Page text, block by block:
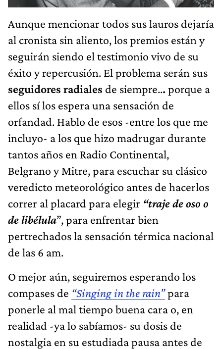
Aunque mencionar todos sus lauros dejaría
al cronista sin aliento, los premios están y
seguirán siendo el testimonio vivo de su
éxito y repercusión. El problema serán sus
seguidores radiales de siempre... porque a
ellos sí los espera una sensación de
orfandad. Hablo de esos -entre los que me
incluyo- a los que hizo madrugar durante
tantos años en Radio Continental,
Belgrano y Mitre, para escuchar su clásico
veredicto meteorológico antes de hacerlos
correr al placard para elegir “traje de oso o
de libélula”, para enfrentar bien
pertrechados la sensación térmica nacional
de las 6 am.
O mejor aún, seguiremos esperando los
compases de “Singing in the rain”para
ponerle al mal tiempo buena cara o, en
realidad -ya lo sabíamos- su dosis de
nostalgia en su estudiada pausa antes de